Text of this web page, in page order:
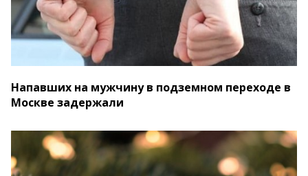
Напавших на мужчину в подземном переходе в
Москве задержали